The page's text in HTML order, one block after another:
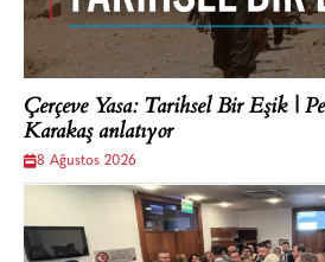
Çerçeve Yasa: Tarihsel Bir Eşik |
Karakaş anlatıyor
8 Ağustos 2026